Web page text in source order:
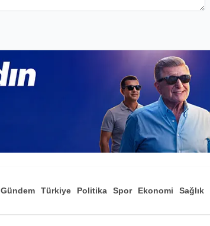
Gündem Türkiye Politika Spor Ekonomi Sağlık